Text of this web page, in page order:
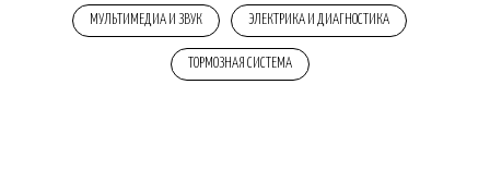
МУЛЬТИМЕДИА И ЗВУК ЭЛЕКТРИКА И ДИАГНОСТИКА
ТОРМОЗНАЯ СИСТЕМА